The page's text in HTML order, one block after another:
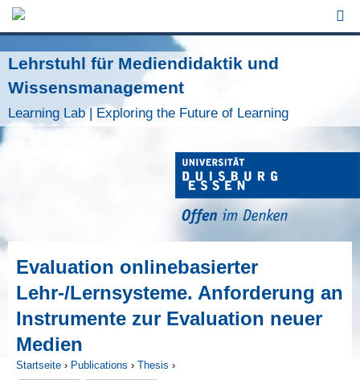
Jump to Navigation
Lehrstuhl für Mediendidaktik und
Wissensmanagement
Learning Lab | Exploring the Future of Learning
Evaluation onlinebasierter
Lehr-/Lernsysteme. Anforderung an
Instrumente zur Evaluation neuer
Medien
Startseite › Publications › Thesis ›